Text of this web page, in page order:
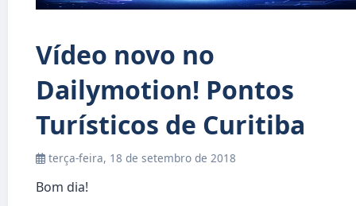
Vídeo novo no
Dailymotion! Pontos
Turísticos de Curitiba
terça-feira, 18 de setembro de 2018
Bom dia!